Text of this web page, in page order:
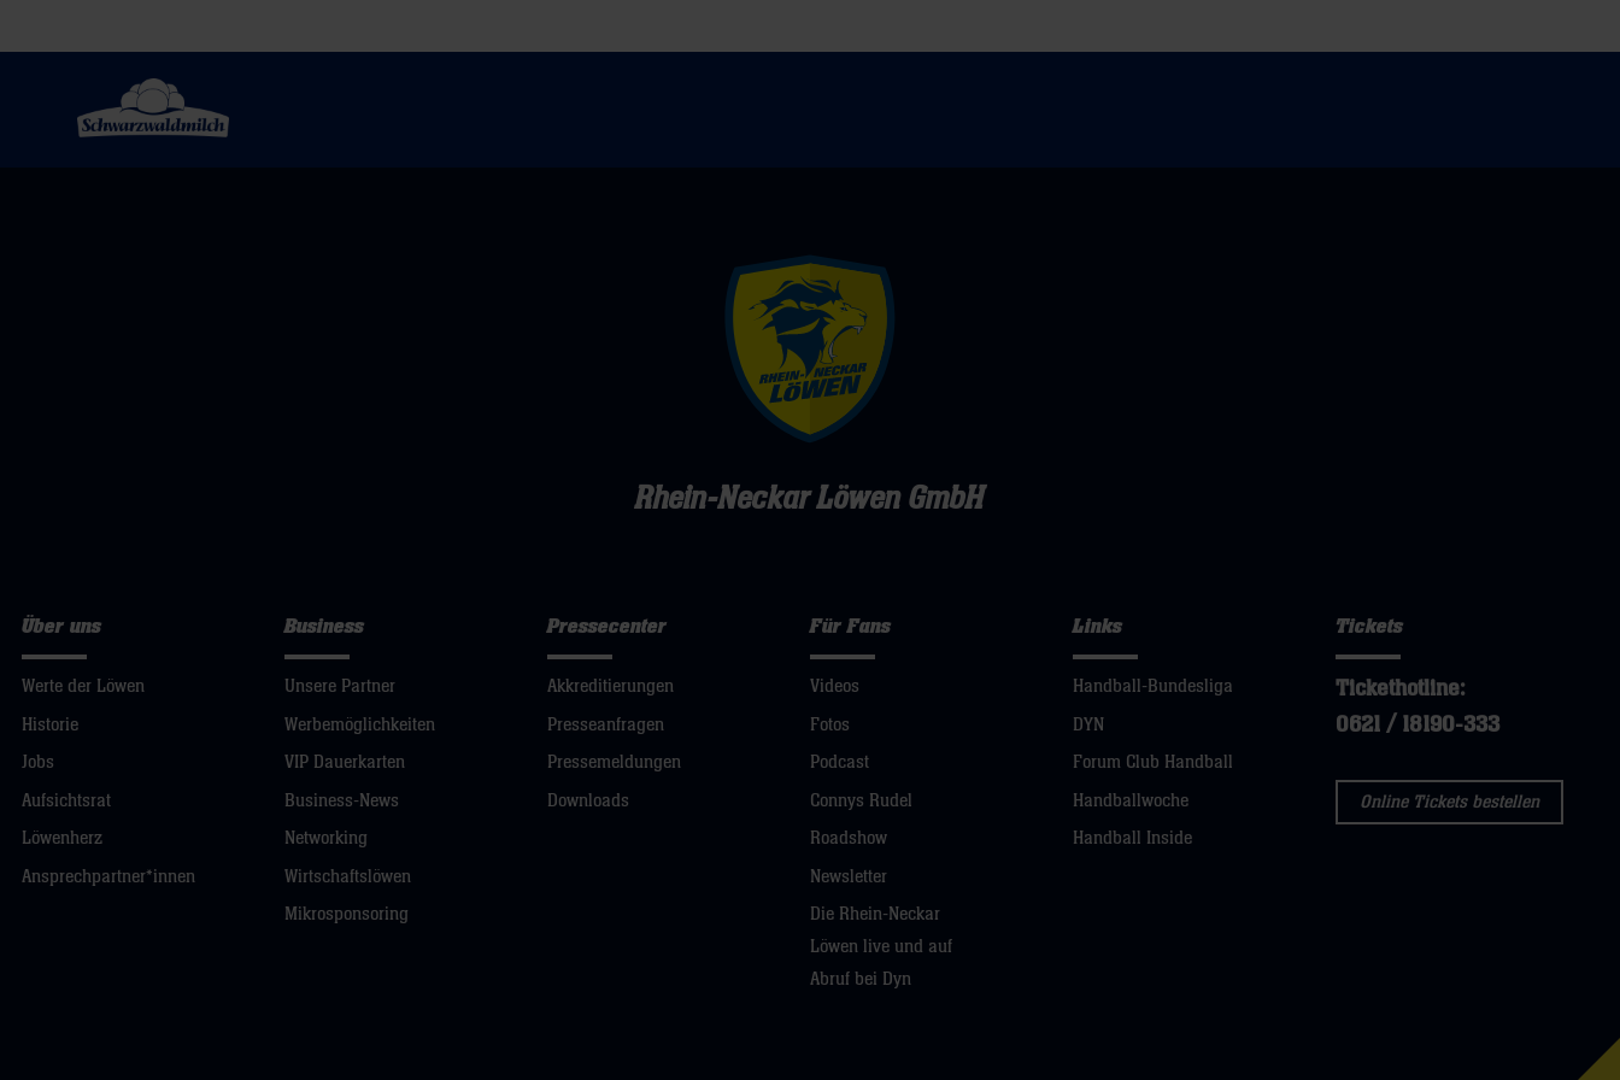
Selbstvertrauen
ins
Rhein-Neckar Löwen GmbH
Über uns
Werte der Löwen
Historie
Jobs
Aufsichtsrat
Löwenherz
Ansprechpartner*innen
Business
Unsere Partner
Werbemöglichkeiten
VIP Dauerkarten
Business-News
Networking
Wirtschaftslöwen
Mikrosponsoring
Pressecenter
Akkreditierungen
Presseanfragen
Pressemeldungen
Downloads
Für Fans
Videos
Fotos
Podcast
Connys Rudel
Roadshow
Newsletter
Die Rhein-Neckar
Löwen live und auf
Abruf bei Dyn
Links
Handball-Bundesliga
DYN
Forum Club Handball
Handballwoche
Handball Inside
Tickets
Tickethotline:
0621 / 18190-333
Online Tickets bestellen